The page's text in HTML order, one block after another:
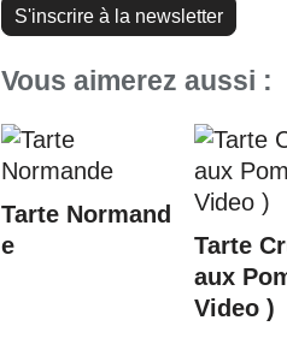
S'inscrire à la newsletter
Vous aimerez aussi :
Tarte Normand
e
Tarte
aux
Video )